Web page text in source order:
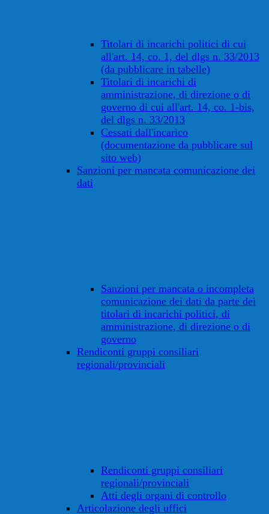
Titolari di incarichi politici di cui
all'art. 14, co. 1, del dlgs n. 33/2013
(da pubblicare in tabelle)
Titolari di incarichi di
amministrazione, di direzione o di
governo di cui all'art. 14, co. 1-bis,
del dlgs n. 33/2013
Cessati dall'incarico
(documentazione da pubblicare sul
sito web)
Sanzioni per mancata comunicazione dei
dati
Sanzioni per mancata o incompleta
comunicazione dei dati da parte dei
titolari di incarichi politici, di
amministrazione, di direzione o di
governo
Rendiconti gruppi consiliari
regionali/provinciali
Rendiconti gruppi consiliari
regionali/provinciali
Atti degli organi di controllo
Articolazione degli uffici